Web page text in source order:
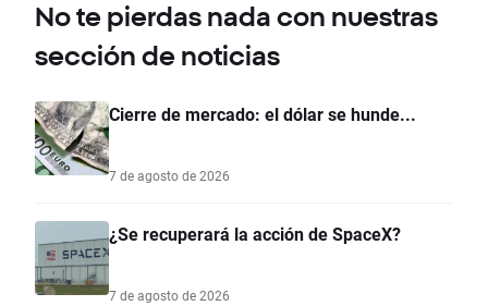
No te pierdas nada con nuestras
sección de noticias
Cierre de mercado: el dólar se hunde...
7 de agosto de 2026
¿Se recuperará la acción de SpaceX?
7 de agosto de 2026